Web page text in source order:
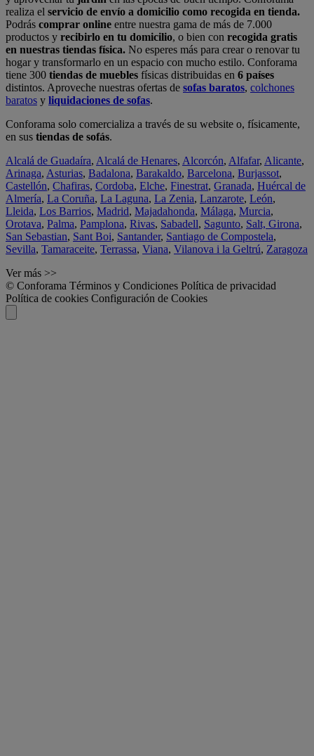
realiza el servicio de envío a domicilio como recogida en tienda.
Podrás comprar online entre nuestra gama de más de 7.000
productos y recibirlo en tu domicilio, o bien con recogida gratis
en nuestras tiendas física. No esperes más para crear o renovar tu
hogar y transformarlo en un espacio con mucho estilo. Conforama
tiene 300 tiendas de muebles físicas distribuidas en 6 países
distintos. Aproveche nuestras ofertas de sofas baratos, colchones
baratos y liquidaciones de sofas.
Conforama solo comercializa a través de su website o, físicamente,
en sus tiendas de sofás.
Alcalá de Guadaíra, Alcalá de Henares, Alcorcón, Alfafar, Alicante,
Arinaga, Asturias, Badalona, Barakaldo, Barcelona, Burjassot,
Castellón, Chafiras, Cordoba, Elche, Finestrat, Granada, Huércal de
Almería, La Coruña, La Laguna, La Zenia, Lanzarote, León,
Lleida, Los Barrios, Madrid, Majadahonda, Málaga, Murcia,
Orotava, Palma, Pamplona, Rivas, Sabadell, Sagunto, Salt, Girona,
San Sebastian, Sant Boi, Santander, Santiago de Compostela,
Sevilla, Tamaraceite, Terrassa, Viana, Vilanova i la Geltrú, Zaragoza
Ver más >>
© Conforama Términos y Condiciones Política de privacidad
Política de cookies Configuración de Cookies